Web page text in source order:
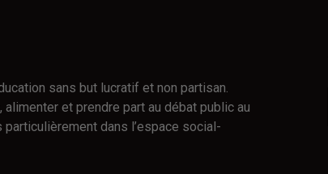
sans but lucratif et non partisan.
et prendre part au débat public au
dans l’espace social-